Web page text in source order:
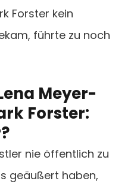
Forster kein
führte zu noch
Meyer-
Forster:
nie öffentlich zu
geäußert haben,